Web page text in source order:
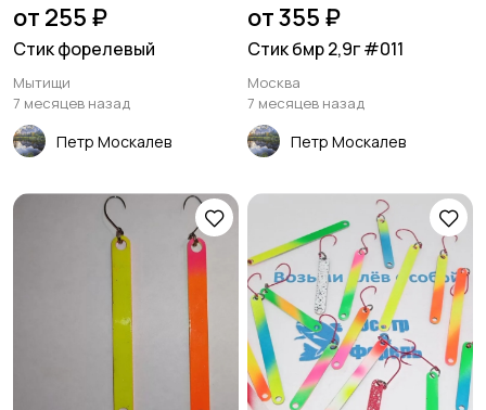
от 255 ₽
Стик форелевый
Мытищи
7 месяцев назад
Петр Москалев
от 355 ₽
Стик бмр 2,9г #011
Москва
7 месяцев назад
Петр Москалев